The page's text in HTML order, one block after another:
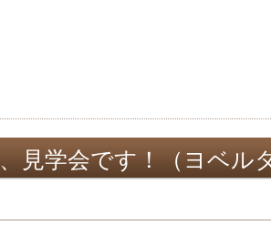
見学会です！（ヨベル